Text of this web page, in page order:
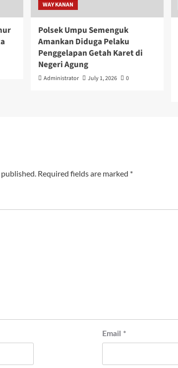
WAY KANAN
Polsek Umpu Semenguk
Amankan Diduga Pelaku
Penggelapan Getah Karet di
Negeri Agung
Administrator July 1, 2026 0
Required fields are marked *
Email *